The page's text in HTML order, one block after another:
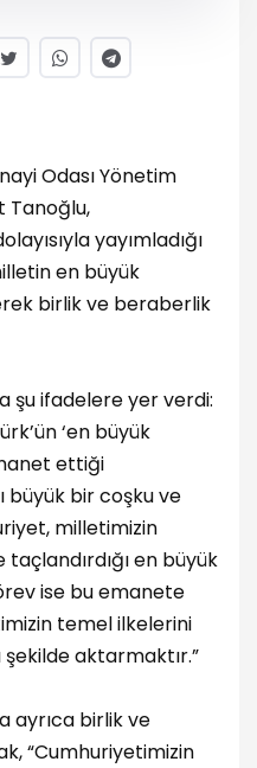
Odası Yönetim
Tanoğlu,
yayımladığı
en büyük
birlik ve beraberlik
şu ifadelere yer verdi:
‘en büyük
ettiği
büyük bir coşku ve
milletimizin
taçlandırdığı en büyük
ise bu emanete
temel ilkelerini
aktarmaktır.”
ayrıca birlik ve
“Cumhuriyetimizin